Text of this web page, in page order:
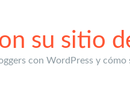
su sitio
con WordPress y cómo